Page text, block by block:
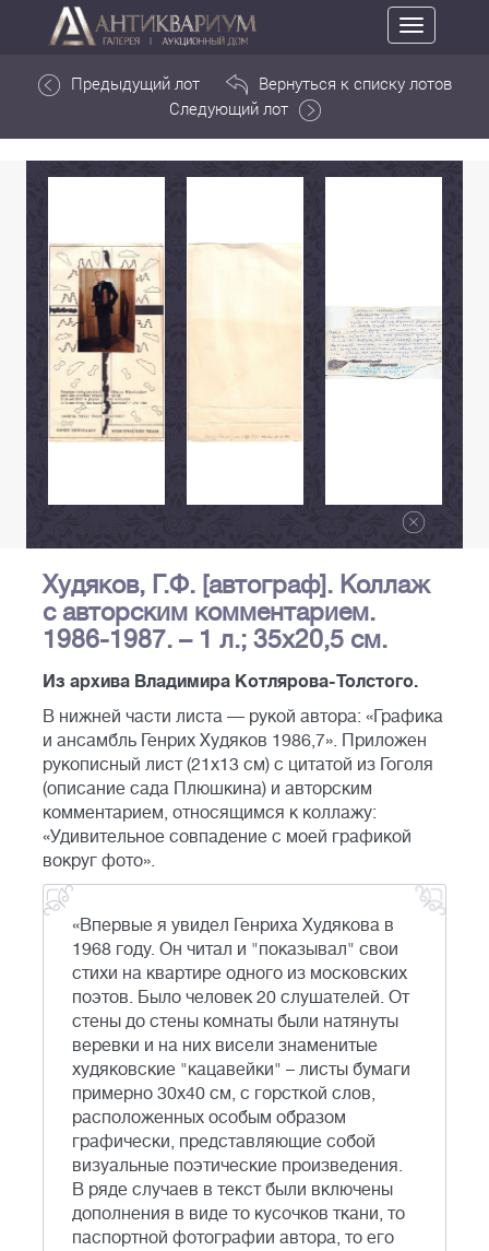
Toggle
navigation
Предыдущий лот
Вернуться к списку лотов
Следующий лот
Худяков, Г.Ф. [автограф]. Коллаж
с авторским комментарием.
1986-1987. – 1 л.; 35x20,5 см.
Из архива Владимира Котлярова-Толстого.
В нижней части листа — рукой автора: «Графика
и ансамбль Генрих Худяков 1986,7». Приложен
рукописный лист (21x13 см) с цитатой из Гоголя
(описание сада Плюшкина) и авторским
комментарием, относящимся к коллажу:
«Удивительное совпадение с моей графикой
вокруг фото».
«Впервые я увидел Генриха Худякова в
1968 году. Он читал и "показывал" свои
стихи на квартире одного из московских
поэтов. Было человек 20 слушателей. От
стены до стены комнаты были натянуты
веревки и на них висели знаменитые
худяковские "кацавейки" – листы бумаги
примерно 30х40 см, с горсткой слов,
расположенных особым образом
графически, представляющие собой
визуальные поэтические произведения.
В ряде случаев в текст были включены
дополнения в виде то кусочков ткани, то
паспортной фотографии автора, то его